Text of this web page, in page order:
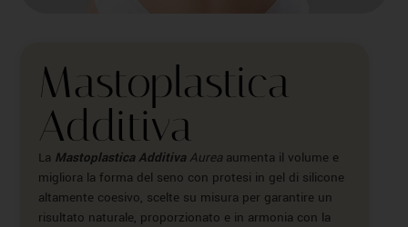
Mastoplastica
Additiva
La Mastoplastica AdditivaAureaaumenta il volume e
migliora la forma del seno con protesi in gel di silicone
altamente coesivo, scelte su misura per garantire un
risultato naturale, proporzionato e in armonia con la